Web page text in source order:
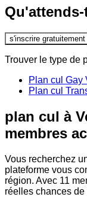
s'inscrire gratuitement
Trouver le type de
Plan cul Gay
Plan cul
plan cul à
membres
Vous recherchez
plateforme vous
région. Avec 11
réelles chances